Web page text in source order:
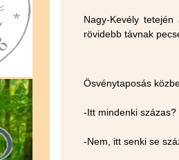
Nagy-Kevély
rövidebb távnak
Ösvénytaposás
-Itt mindenki százas?
-Nem, itt senki se